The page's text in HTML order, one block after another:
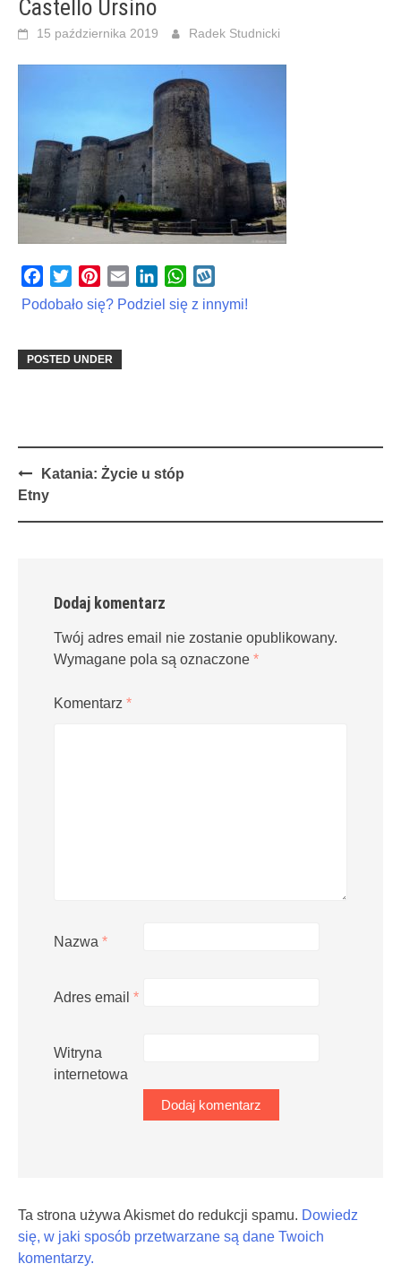
Castello Ursino
15 października 2019 Radek Studnicki
Facebook
TwitterPinterest
Email LinkedInWhatsApp
Podobało się? Podziel się z innymi!
POSTED UNDER
Post
navigation
Katania: Życie u stóp
Etny
Dodaj komentarz
Twój adres email nie zostanie opublikowany.
Wymagane pola są oznaczone *
Komentarz *
Nazwa *
Adres email *
Witryna
internetowa
Ta strona używa Akismet do redukcji spamu. Dowiedz
się, w jaki sposób przetwarzane są dane Twoich
komentarzy.